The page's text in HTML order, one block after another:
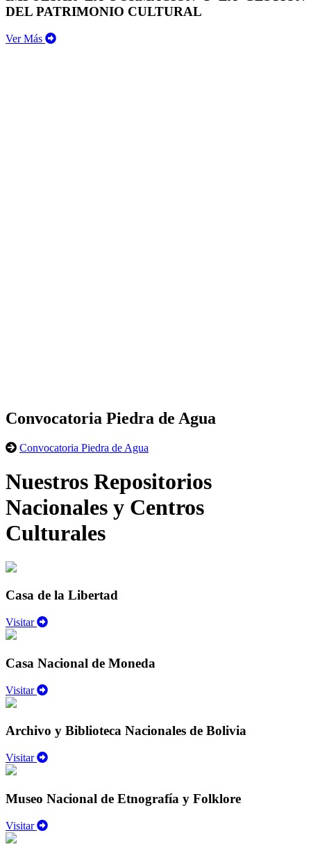
DEL PATRIMONIO CULTURAL
Ver Más
Convocatoria Piedra de Agua
Convocatoria Piedra de Agua
Nuestros Repositorios
Nacionales y Centros
Culturales
Casa de la Libertad
Visitar
Casa Nacional de Moneda
Visitar
Archivo y Biblioteca Nacionales de Bolivia
Visitar
Museo Nacional de Etnografía y Folklore
Visitar